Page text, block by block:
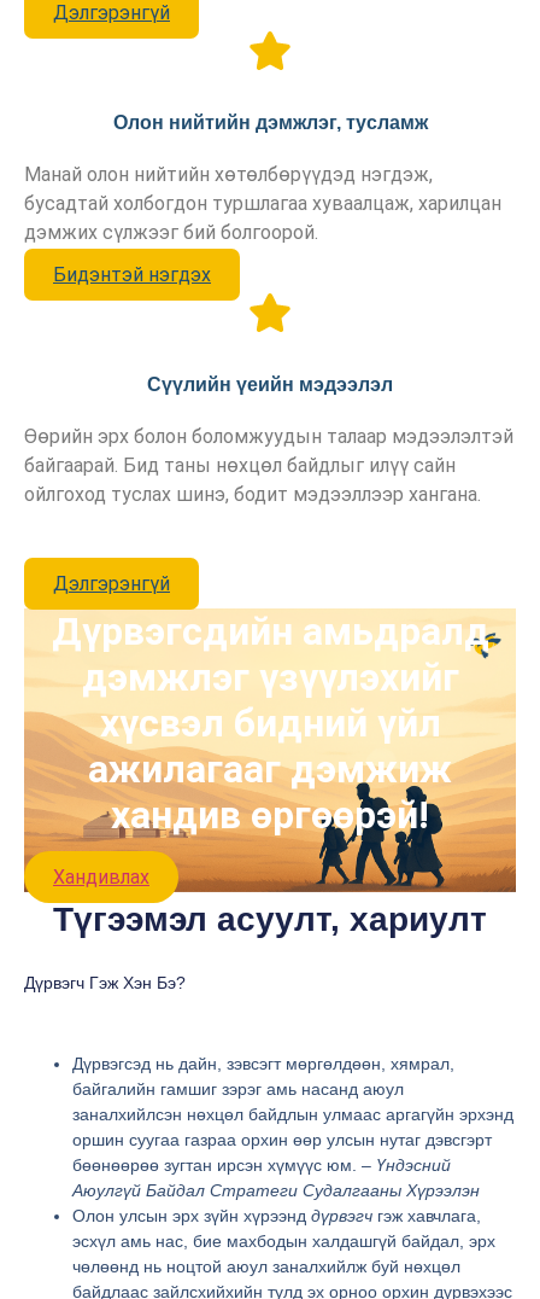
Дэлгэрэнгүй
Олон нийтийн дэмжлэг, тусламж
Манай олон нийтийн хөтөлбөрүүдэд нэгдэж,
бусадтай холбогдон туршлагаа хуваалцаж, харилцан
дэмжих сүлжээг бий болгоорой.
Бидэнтэй нэгдэх
Сүүлийн үеийн мэдээлэл
Өөрийн эрх болон боломжуудын талаар мэдээлэлтэй
байгаарай. Бид таны нөхцөл байдлыг илүү сайн
ойлгоход туслах шинэ, бодит мэдээллээр хангана.
Дэлгэрэнгүй
Дүрвэгсдийн амьдралд
дэмжлэг үзүүлэхийг
хүсвэл бидний үйл
ажилагааг дэмжиж
хандив өргөөрэй!
Хандивлах
Түгээмэл асуулт, хариулт
Дүрвэгч Гэж Хэн Бэ?
Дүрвэгсэд нь дайн, зэвсэгт мөргөлдөөн, хямрал,
байгалийн гамшиг зэрэг амь насанд аюул
заналхийлсэн нөхцөл байдлын улмаас аргагүйн эрхэнд
оршин суугаа газраа орхин өөр улсын нутаг дэвсгэрт
бөөнөөрөө зугтан ирсэн хүмүүс юм. – Үндэсний
Аюулгүй Байдал Стратеги Судалгааны Хүрээлэн
Олон улсын эрх зүйн хүрээнд дүрвэгч гэж хавчлага,
эсхүл амь нас, бие махбодын халдашгүй байдал, эрх
чөлөөнд нь ноцтой аюул заналхийлж буй нөхцөл
байдлаас зайлсхийхийн тулд эх орноо орхин дүрвэхээс